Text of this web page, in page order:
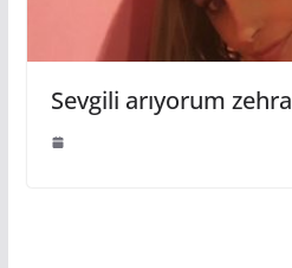
Sevgili arıyorum zehra